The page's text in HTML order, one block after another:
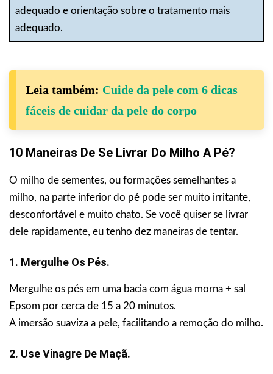
adequado e orientação sobre o tratamento mais
adequado.
Leia também: Cuide da pele com 6 dicas
fáceis de cuidar da pele do corpo
10 Maneiras De Se Livrar Do Milho A Pé?
O milho de sementes, ou formações semelhantes a
milho, na parte inferior do pé pode ser muito irritante,
desconfortável e muito chato. Se você quiser se livrar
dele rapidamente, eu tenho dez maneiras de tentar.
1. Mergulhe Os Pés.
Mergulhe os pés em uma bacia com água morna + sal
Epsom por cerca de 15 a 20 minutos.
A imersão suaviza a pele, facilitando a remoção do milho.
2. Use Vinagre De Maçã.